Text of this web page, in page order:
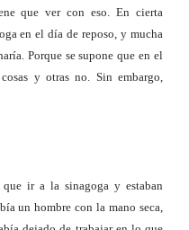
que ver con eso. En cierta
en el día de reposo, y mucha
Porque se supone que en el
y otras no. Sin embargo,
ir a la sinagoga y estaban
un hombre con la mano seca,